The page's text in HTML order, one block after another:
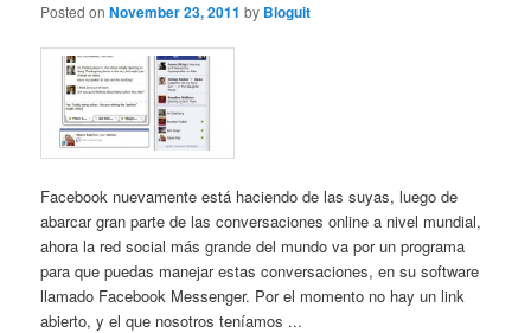
Posted onNovember 23, 2011 by Bloguit
Facebook nuevamente está haciendo de las suyas, luego de
abarcar gran parte de las conversaciones online a nivel mundial,
ahora la red social más grande del mundo va por un programa
para que puedas manejar estas conversaciones, en su software
llamado Facebook Messenger. Por el momento no hay un link
abierto, y el que nosotros teníamos ...